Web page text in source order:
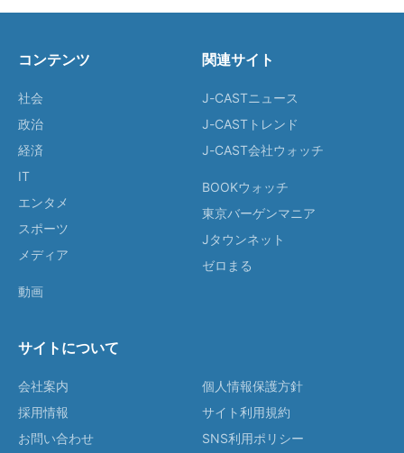
コンテンツ
社会
政治
経済
IT
エンタメ
スポーツ
メディア
動画
関連サイト
J-CASTニュース
J-CASTトレンド
J-CAST会社ウォッチ
BOOKウォッチ
東京バーゲンマニア
Jタウンネット
ゼロまる
サイトについて
会社案内
採用情報
お問い合わせ
個人情報保護方針
サイト利用規約
SNS利用ポリシー